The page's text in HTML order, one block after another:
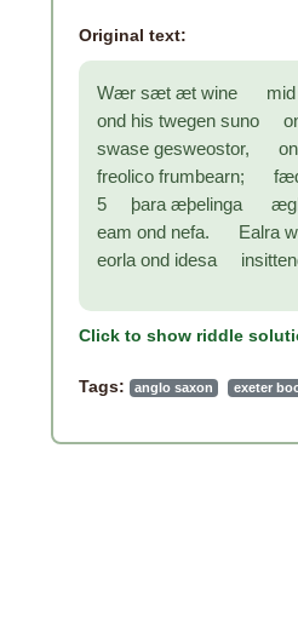
Original text:
Wær sæt æt wine mid
ond his twegen suno
swase gesweostor,
freolico frumbearn;
5 þara æþelinga
eam ond nefa. Ealra
eorla ond idesa
Click to show riddle
Tags: anglo saxon exeter